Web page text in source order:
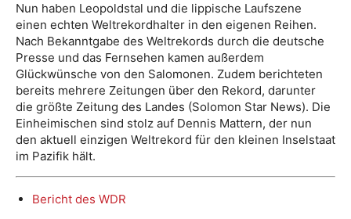
Nun haben Leopoldstal und die lippische Laufszene
einen echten Weltrekordhalter in den eigenen Reihen.
Nach Bekanntgabe des Weltrekords durch die deutsche
Presse und das Fernsehen kamen außerdem
Glückwünsche von den Salomonen. Zudem berichteten
bereits mehrere Zeitungen über den Rekord, darunter
die größte Zeitung des Landes (Solomon Star News). Die
Einheimischen sind stolz auf Dennis Mattern, der nun
den aktuell einzigen Weltrekord für den kleinen Inselstaat
im Pazifik hält.
Bericht des WDR